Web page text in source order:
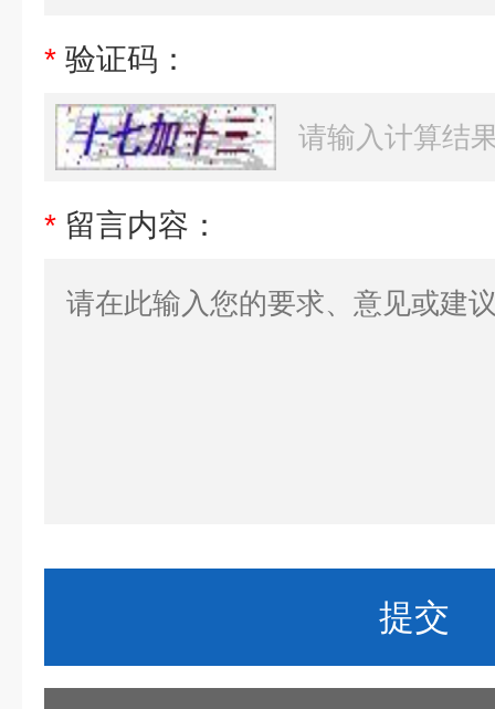
* 验证码：
* 留言内容：